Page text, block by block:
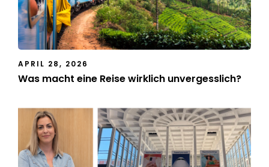
APRIL 28, 2026
Was macht eine Reise wirklich unvergesslich?